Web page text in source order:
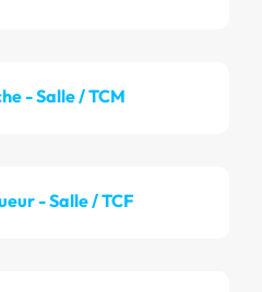
- Salle / TCM
- Salle / TCF